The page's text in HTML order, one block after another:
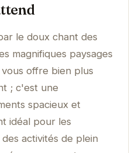
le doux chant des
magnifiques paysages
offre bien plus
; c'est une
spacieux et
idéal pour les
activités de plein